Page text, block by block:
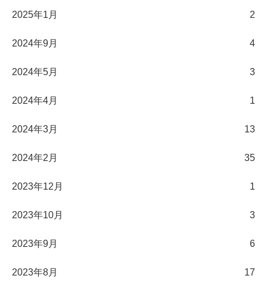
2025年1月 2
2024年9月 4
2024年5月 3
2024年4月 1
2024年3月 13
2024年2月 35
2023年12月 1
2023年10月 3
2023年9月 6
2023年8月 17